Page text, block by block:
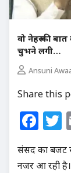
वो नेहरू की
चुभने लगी…
Ansuni
Share this
संसद का बजट
नजर आ रही